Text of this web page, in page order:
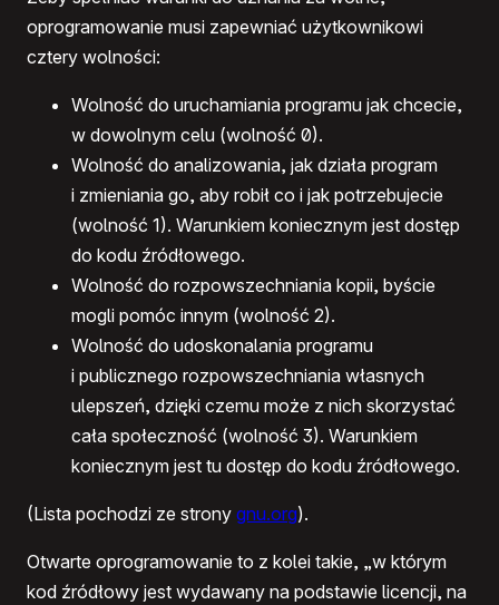
oprogramowanie musi zapewniać użytkownikowi
cztery wolności:
Wolność do uruchamiania programu jak chcecie,
w dowolnym celu (wolność 0).
Wolność do analizowania, jak działa program
i zmieniania go, aby robił co i jak potrzebujecie
(wolność 1). Warunkiem koniecznym jest dostęp
do kodu źródłowego.
Wolność do rozpowszechniania kopii, byście
mogli pomóc innym (wolność 2).
Wolność do udoskonalania programu
i publicznego rozpowszechniania własnych
ulepszeń, dzięki czemu może z nich skorzystać
cała społeczność (wolność 3). Warunkiem
koniecznym jest tu dostęp do kodu źródłowego.
(Lista pochodzi ze strony gnu.org).
Otwarte oprogramowanie to z kolei takie, „w którym
kod źródłowy jest wydawany na podstawie licencji, na